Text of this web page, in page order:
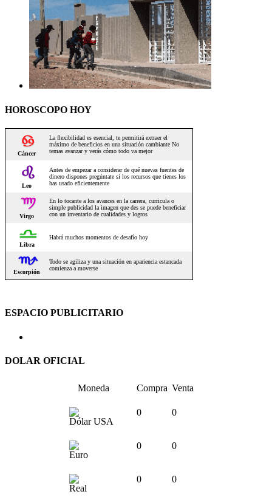
HOROSCOPO HOY
ESPACIO PUBLICITARIO
DOLAR OFICIAL
Moneda Compra Venta
Dólar USA
0 0
Euro
0 0
Real
0 0